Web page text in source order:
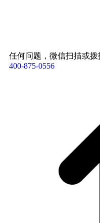
任何问题，微信扫描或拨
400-875-0556​